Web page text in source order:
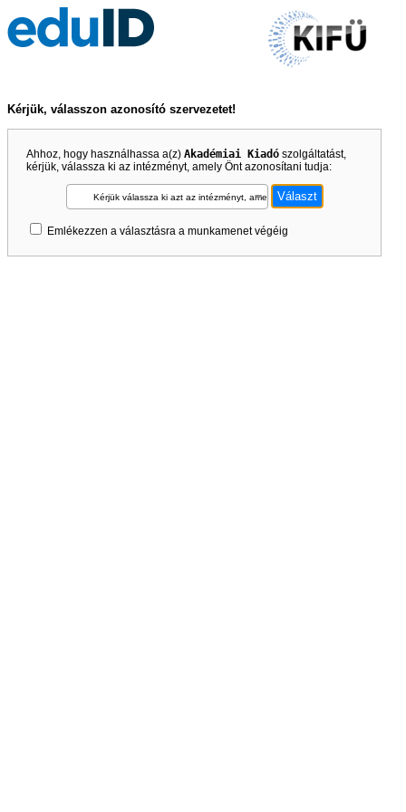
Kérjük, válasszon azonosító szervezetet!
Ahhoz, hogy használhassa a(z) Akadémiai Kiadó szolgáltatást,
kérjük, válassza ki az intézményt, amely Önt azonosítani tudja:
Kérjük válassza ki azt az intézményt, amely Önt azonosítani tudja!
Emlékezzen a választásra a munkamenet végéig